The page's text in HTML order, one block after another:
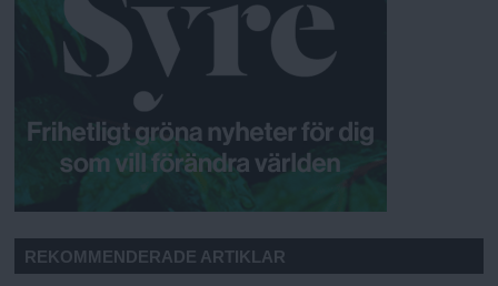
REKOMMENDERADE ARTIKLAR